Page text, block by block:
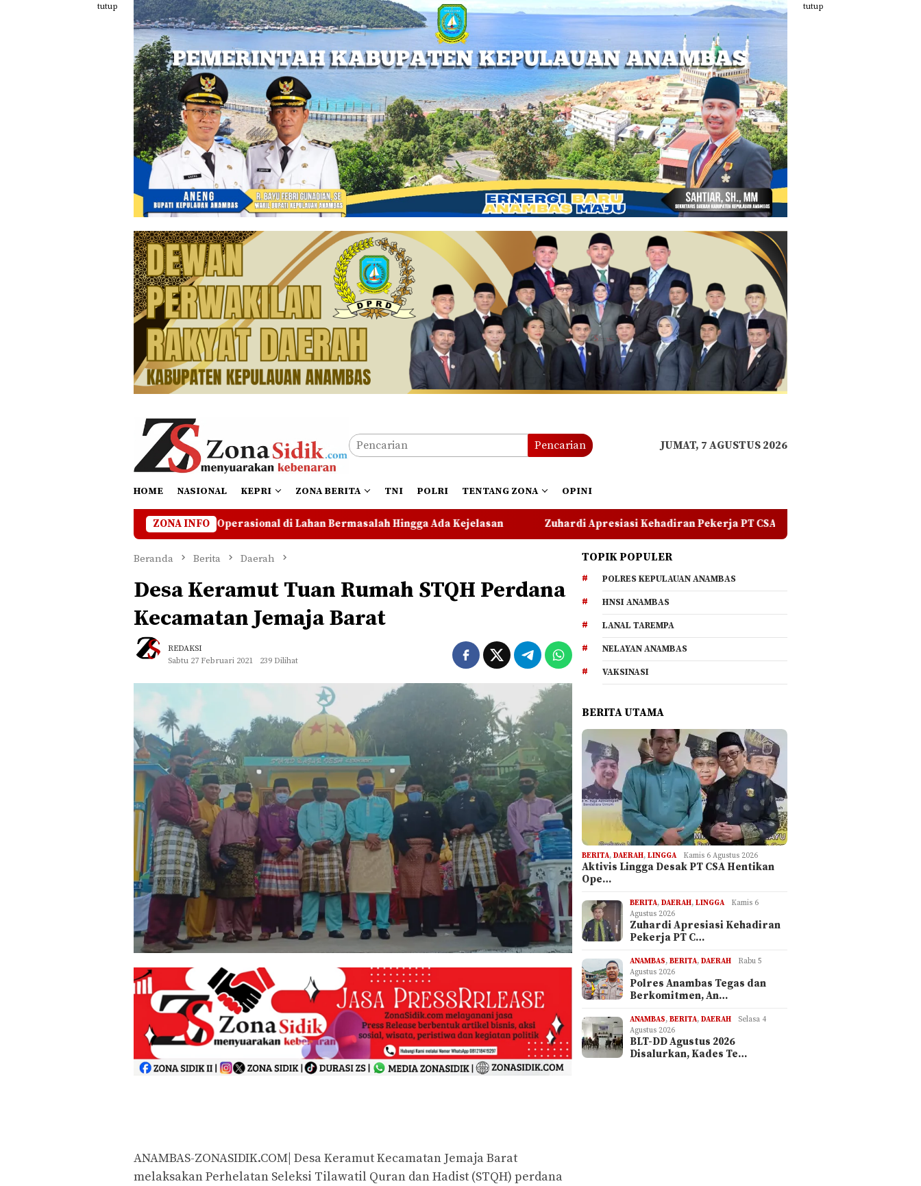
tutup tutup
Pencarian JUMAT, 7 AGUSTUS 2026
HOME NASIONAL KEPRI ZONA BERITA TNI POLRI TENTANG ZONA OPINI
ZONA INFO
CSA Hentikan Operasional di Lahan Bermasalah Hingga Ada Kejelasan Zuhardi Apresiasi Kehadiran Pekerja PT CSA di RDP, Tegaskan Jangan Ada yang Mengadu Domba
Beranda Berita Daerah
Desa Keramut Tuan Rumah STQH Perdana
Kecamatan Jemaja Barat
REDAKSI
Sabtu 27 Februari 2021
239 Dilihat
ANAMBAS-ZONASIDIK.COM| Desa Keramut Kecamatan Jemaja Barat
melaksakan Perhelatan Seleksi Tilawatil Quran dan Hadist (STQH) perdana
TOPIK POPULER
POLRES KEPULAUAN ANAMBAS
HNSI ANAMBAS
LANAL TAREMPA
NELAYAN ANAMBAS
VAKSINASI
BERITA UTAMA
BERITA,DAERAH,LINGGA Kamis 6 Agustus 2026
Aktivis Lingga Desak PT CSA Hentikan
Ope…
BERITA,DAERAH,LINGGA
Kamis 6
Agustus 2026
Zuhardi Apresiasi Kehadiran
Pekerja PT C…
ANAMBAS,BERITA,DAERAH
Rabu 5
Agustus 2026
Polres Anambas Tegas dan
Berkomitmen, An…
ANAMBAS,BERITA,DAERAH
Selasa 4
Agustus 2026
BLT-DD Agustus 2026
Disalurkan, Kades Te…